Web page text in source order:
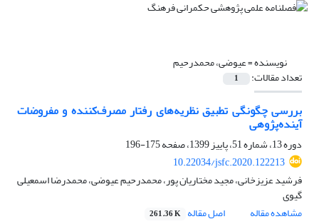
نویسنده =عیوضی، محمدرحیم
تعداد مقالات: 1
بررسی چگونگی تطبیق نظریه‌های رفتار مصرف‌کننده و مفروضات
آینده‌پژوهی
دوره 13، شماره 51، پاییز 1399، صفحه
175-196
10.22034/jsfc.2020.122213
فرشید عزیزخانی، مجید مختاریان پور، محمدرحیم عیوضی، محمدرضا اسمعیلی
گیوی
مشاهده مقاله
اصل مقاله 261.36 K